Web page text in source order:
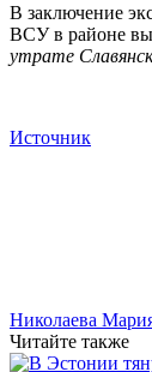
В заключение
ВСУ в районе
утрате
Источник
Николаева
Читайте также